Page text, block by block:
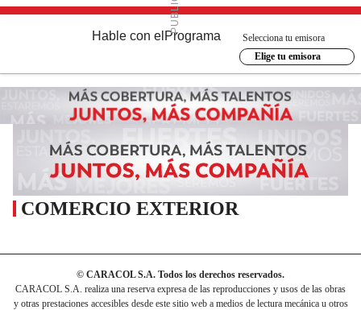
Hable con el Programa
Selecciona tu emisora
Elige tu emisora
COMERCIO EXTERIOR
© CARACOL S.A. Todos los derechos reservados.
CARACOL S.A. realiza una reserva expresa de las reproducciones y usos de las obras
y otras prestaciones accesibles desde este sitio web a medios de lectura mecánica u otros